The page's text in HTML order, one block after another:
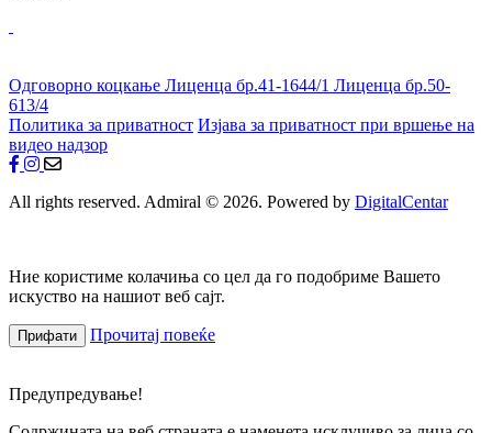
Одговорно коцкање Лиценца бр.41-1644/1 Лиценца бр.50-
613/4
Политика за приватност Изјава за приватност при вршење на
видео надзор
All rights reserved. Admiral © 2026. Powered by DigitalCentar
Ние користиме колачиња со цел да го подобриме Вашето
искуство на нашиот веб сајт.
Прифати Прочитај повеќе
Предупредување!